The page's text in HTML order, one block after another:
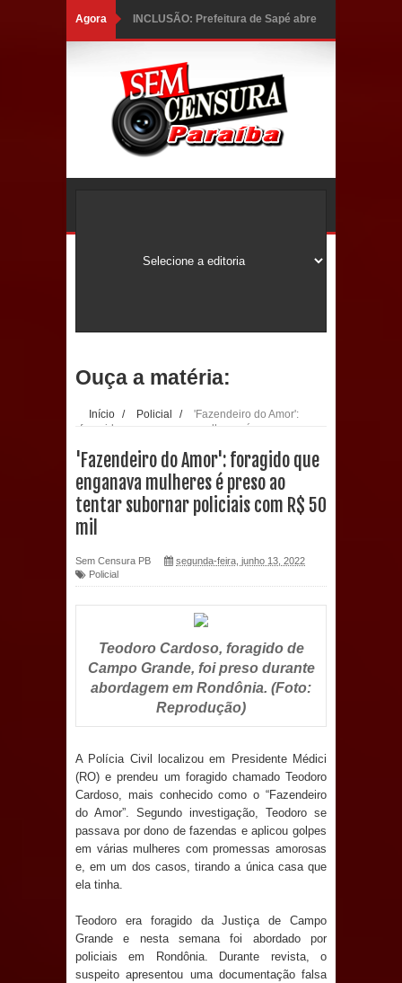
Agora INCLUSÃO: Prefeitura de Sapé abre
Social; veja documentação
necessária!
com a saúde bucal em Marí
PDT da Paraíba faz reunião
Prefeitura de Sapé paga salários
dentro do mês trabalhado e injeta R$
12 milhões na economia
Prefeitura de Sapé desenvolve ações
revitalizar Memorial Augusto dos
Anjos
O verdadeiro oxigênio do Estado
aborda de maneira inédita no mundo
jurídico brasileiro, temas polêmicos;
Ouça a matéria:
Início / Policial /
'Fazendeiro do Amor':
foragido que enganava mulheres é preso ao
'Fazendeiro do Amor': foragido que
enganava mulheres é preso ao
tentar subornar policiais com R$ 50
mil
Sem Censura PB
segunda-feira, junho 13, 2022
Policial
Teodoro Cardoso, foragido de
Campo Grande, foi preso durante
abordagem em Rondônia. (Foto:
Reprodução)
A Polícia Civil localizou em Presidente Médici
(RO) e prendeu um foragido chamado Teodoro
Cardoso, mais conhecido como o “Fazendeiro
do Amor”. Segundo investigação, Teodoro se
passava por dono de fazendas e aplicou golpes
em várias mulheres com promessas amorosas
e, em um dos casos, tirando a única casa que
ela tinha.
Teodoro era foragido da Justiça de Campo
Grande e nesta semana foi abordado por
policiais em Rondônia. Durante revista, o
suspeito apresentou uma documentação falsa